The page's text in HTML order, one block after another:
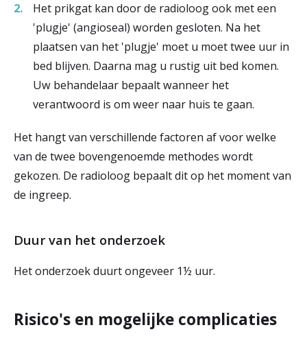
Het prikgat kan door de radioloog ook met een
'plugje' (angioseal) worden gesloten. Na het
plaatsen van het 'plugje' moet u moet twee uur in
bed blijven. Daarna mag u rustig uit bed komen.
Uw behandelaar bepaalt wanneer het
verantwoord is om weer naar huis te gaan.
Het hangt van verschillende factoren af voor welke
van de twee bovengenoemde methodes wordt
gekozen. De radioloog bepaalt dit op het moment van
de ingreep.
Duur van het onderzoek
Het onderzoek duurt ongeveer 1½ uur.
Risico's en mogelijke complicaties